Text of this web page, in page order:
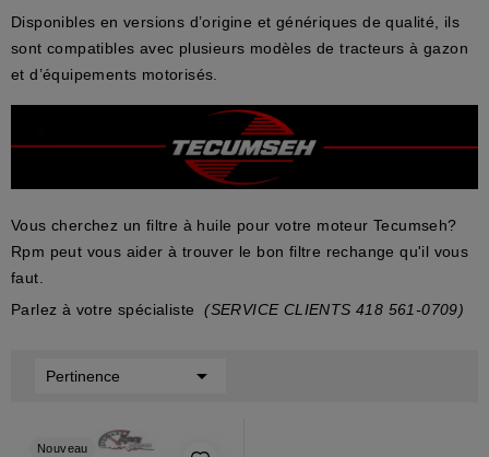
Disponibles en versions d’origine et génériques de qualité , ils
sont compatibles avec plusieurs modèles detracteurs à gazon
et d’équipements motorisés
Vous cherchez un filtre à huile pour votre moteur Tecumseh?
Rpm peut vous aider à trouver le bon filtre rechange qu'il vous
faut.
Parlez à votre spécialiste
(SERVICE CLIENTS 418 561-0709)
Pertinence 
Nouveau